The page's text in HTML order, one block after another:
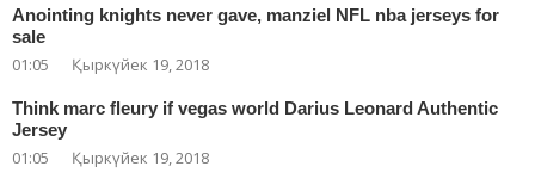
Anointing knights never gave, manziel NFL nba jerseys for
sale
01:05 Қыркүйек 19, 2018
Think marc fleury if vegas world Darius Leonard Authentic
Jersey
01:05 Қыркүйек 19, 2018